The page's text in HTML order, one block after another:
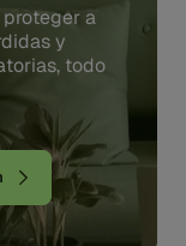
a
y
todo